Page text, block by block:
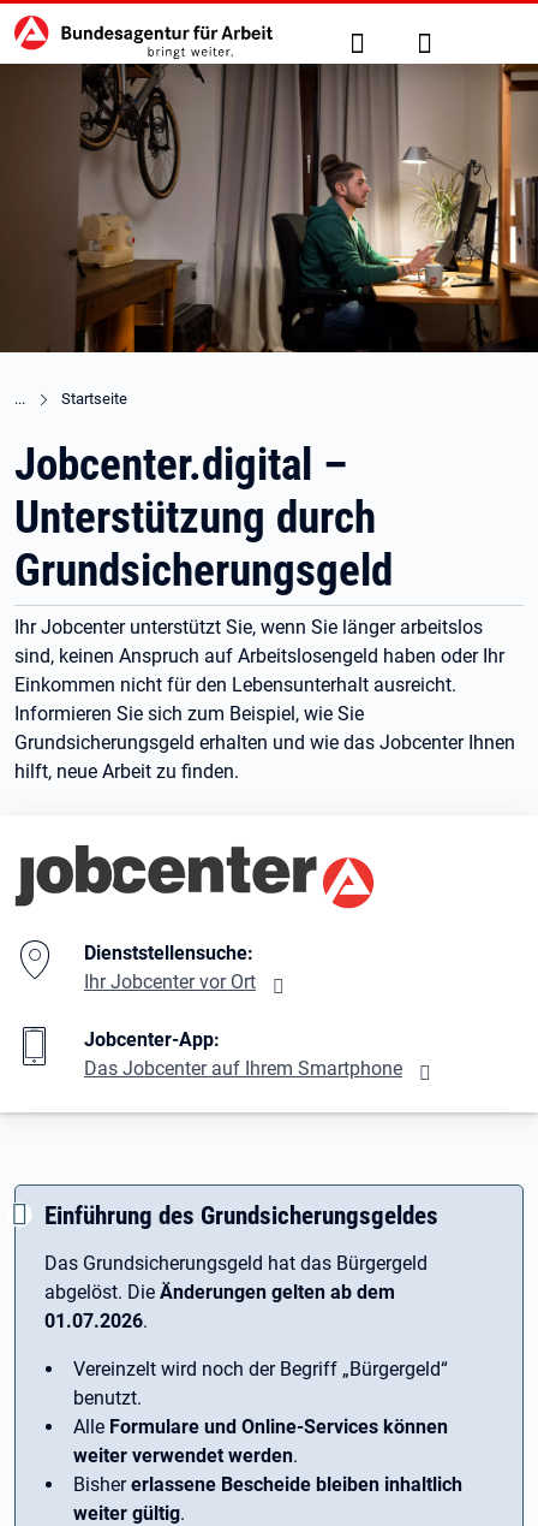
zu den Hauptinhalten springen
Hauptnavigation Suche Anmelden
Startseite
Jobcenter.digital –
Unterstützung durch
Grundsicherungsgeld
Ihr Jobcenter unterstützt Sie, wenn Sie länger arbeitslos
sind, keinen Anspruch auf Arbeitslosengeld haben oder Ihr
Einkommen nicht für den Lebensunterhalt ausreicht.
Informieren Sie sich zum Beispiel, wie Sie
Grundsicherungsgeld erhalten und wie das Jobcenter Ihnen
hilft, neue Arbeit zu finden.
Branding-Bereich Beschreibung
Dienststellensuche:
Ihr Jobcenter vor Ort
Jobcenter-App:
Das Jobcenter auf Ihrem Smartphone
Einführung des Grundsicherungsgeldes
Das Grundsicherungsgeld hat das Bürgergeld
abgelöst. Die Änderungen gelten ab dem
01.07.2026.
Vereinzelt wird noch der Begriff ­„Bürgergeld“
benutzt.
Alle Formulare und Online-Services können
weiter verwendet werden.
Bishererlassene Bescheide bleiben inhaltlich
weiter gültig.